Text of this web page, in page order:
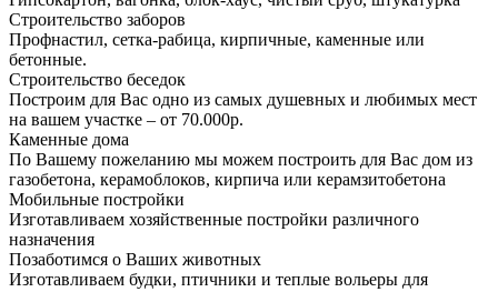
Строительство заборов
Профнастил, сетка-рабица, кирпичные, каменные или
бетонные.
Строительство беседок
Построим для Вас одно из самых душевных и любимых мест
на вашем участке – от 70.000р.
Каменные дома
По Вашему пожеланию мы можем построить для Вас дом из
газобетона, керамоблоков, кирпича или керамзитобетона
Мобильные постройки
Изготавливаем хозяйственные постройки различного
назначения
Позаботимся о Ваших животных
Изготавливаем будки, птичники и теплые вольеры для